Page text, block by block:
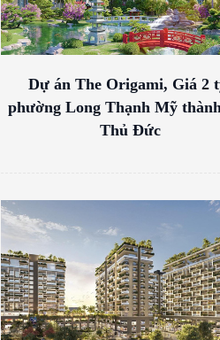
Dự án The Origami, Giá 2
phường Long Thạnh Mỹ
Thủ Đức